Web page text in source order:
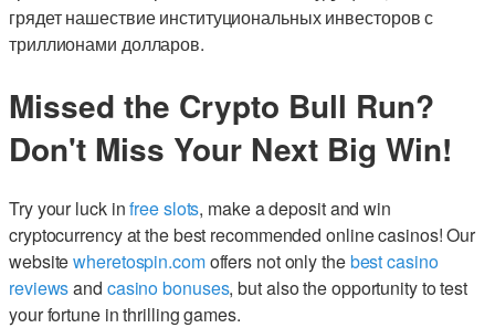
грядет нашествие институциональных инвесторов с
триллионами долларов.
Missed the Crypto Bull Run?
Don't Miss Your Next Big Win!
Try your luck infree slots, make a deposit and win
cryptocurrency at the best recommended online casinos! Our
websitewheretospin.comoffers not only thebest casino
reviewsand casino bonuses, but also the opportunity to test
your fortune in thrilling games.